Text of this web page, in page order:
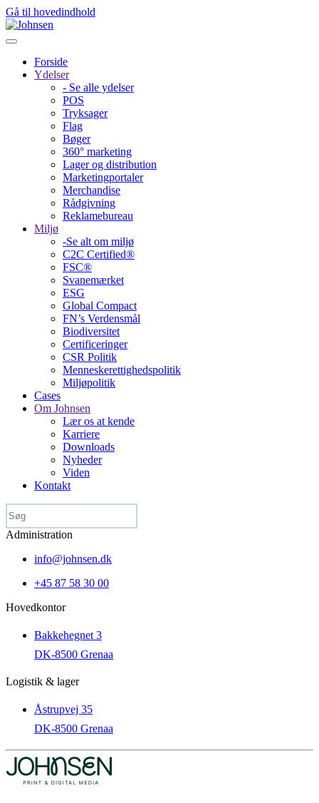
Gå til hovedindhold
Forside
Ydelser
- Se alle ydelser
POS
Tryksager
Flag
Bøger
360° marketing
Lager og distribution
Marketing­portaler
Merchandise
Rådgivning
Reklamebureau
Miljø
-Se alt om miljø
C2C Certified®
FSC®
Svanemærket
ESG
Global Compact
FN’s Verdensmål
Biodiversitet
Certificeringer
CSR Politik
Menneske­rettigheds­politik
Miljøpolitik
Cases
Om Johnsen
Lær os at kende
Karriere
Downloads
Nyheder
Viden
Kontakt
Administration
info@johnsen.dk
+45 87 58 30 00
Hovedkontor
Bakkehegnet 3
DK-8500 Grenaa
Logistik & lager
Åstrupvej 35
DK-8500 Grenaa